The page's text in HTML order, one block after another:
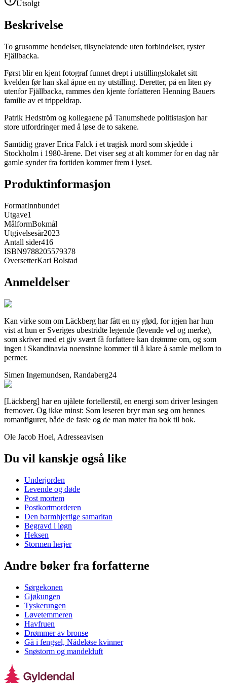
Utsolgt
Beskrivelse
To grusomme hendelser, tilsynelatende uten forbindelser, ryster
Fjällbacka.
Først blir en kjent fotograf funnet drept i utstillingslokalet sitt
kvelden før han skal åpne en ny utstilling. Deretter, på en liten øy
utenfor Fjällbacka, rammes den kjente forfatteren Henning Bauers
familie av et trippeldrap.
Patrik Hedström og kollegaene på Tanumshede politistasjon har
store utfordringer med å løse de to sakene.
Samtidig graver Erica Falck i et tragisk mord som skjedde i
Stockholm i 1980-årene. Det viser seg at alt kommer for en dag når
gamle synder fra fortiden kommer frem i lyset.
Produktinformasjon
FormatInnbundet
Utgave1
MålformBokmål
Utgivelsesår2023
Antall sider416
ISBN9788205579378
OversetterKari Bolstad
Anmeldelser
Kan virke som om Läckberg har fått en ny glød, for igjen har hun
vist at hun er Sveriges ubestridte legende (levende vel og merke),
som skriver med et giv svært få forfattere kan drømme om, og som
ingen i Skandinavia noensinne kommer til å klare å samle mellom to
permer.
Simen Ingemundsen, Randaberg24
[Läckberg] har en ujålete fortellerstil, en energi som driver lesingen
fremover. Og ikke minst: Som leseren bryr man seg om hennes
romanfigurer, både de faste og de man møter fra bok til bok.
Ole Jacob Hoel, Adresseavisen
Du vil kanskje også like
Underjorden
Levende og døde
Post mortem
Postkortmorderen
Den barmhjertige samaritan
Begravd i løgn
Heksen
Stormen herjer
Andre bøker fra forfatterne
Sørgekonen
Gjøkungen
Tyskerungen
Løvetemmeren
Havfruen
Drømmer av bronse
Gå i fengsel, Nådeløse kvinner
Snøstorm og mandelduft